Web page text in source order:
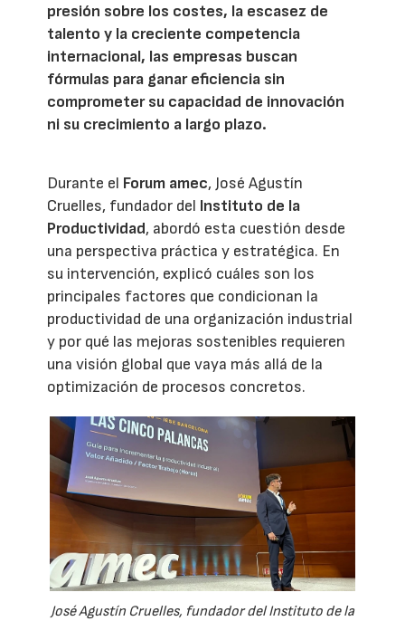
presión sobre los costes, la escasez de
talento y la creciente competencia
internacional, las empresas buscan
fórmulas para ganar eficiencia sin
comprometer su capacidad de innovación
ni su crecimiento a largo plazo.
Durante el Forum amec, José Agustín
Cruelles, fundador del Instituto de la
Productividad, abordó esta cuestión desde
una perspectiva práctica y estratégica. En
su intervención, explicó cuáles son los
principales factores que condicionan la
productividad de una organización industrial
y por qué las mejoras sostenibles requieren
una visión global que vaya más allá de la
optimización de procesos concretos.
José Agustín Cruelles, fundador del Instituto de la